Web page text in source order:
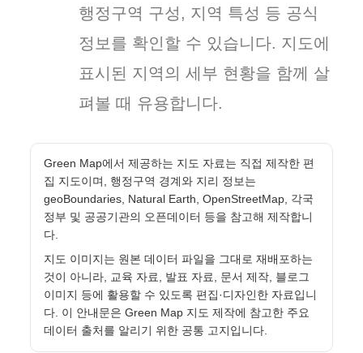
행정구역 구성, 지역 특성 등 공식
정보를 확인할 수 있습니다. 지도에
표시된 지역의 세부 현황을 함께 살
펴볼 때 유용합니다.
Green Map에서 제공하는 지도 자료는 직접 제작한 편
집 지도이며, 행정구역 경계와 지리 정보는
geoBoundaries, Natural Earth, OpenStreetMap, 각국
정부 및 공공기관의 오픈데이터 등을 참고해 제작합니
다.
지도 이미지는 원본 데이터 파일을 그대로 재배포하는
것이 아니라, 교육 자료, 발표 자료, 문서 제작, 블로그
이미지 등에 활용할 수 있도록 편집·디자인한 자료입니
다. 이 안내문은 Green Map 지도 제작에 참고한 주요
데이터 출처를 알리기 위한 공통 고지입니다.